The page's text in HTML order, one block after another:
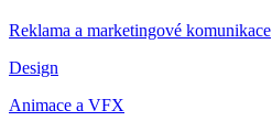
Reklama a marketingové komunikace
Design
Animace a VFX